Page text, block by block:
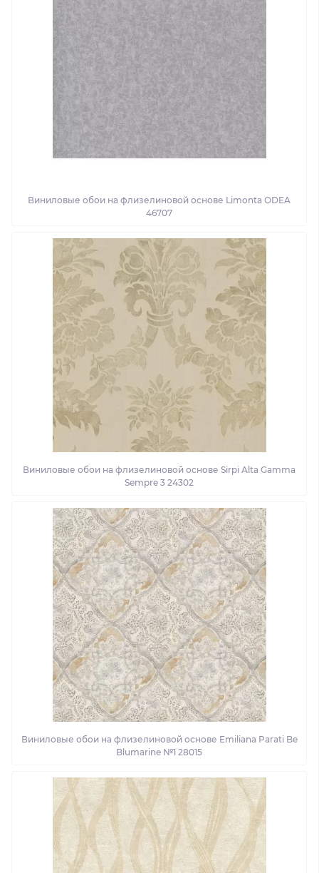
Виниловые обои на флизелиновой основе Limonta ODEA
46707
Виниловые обои на флизелиновой основе Sirpi Alta Gamma
Sempre 3 24302
Виниловые обои на флизелиновой основе Emiliana Parati Be
Blumarine №1 28015